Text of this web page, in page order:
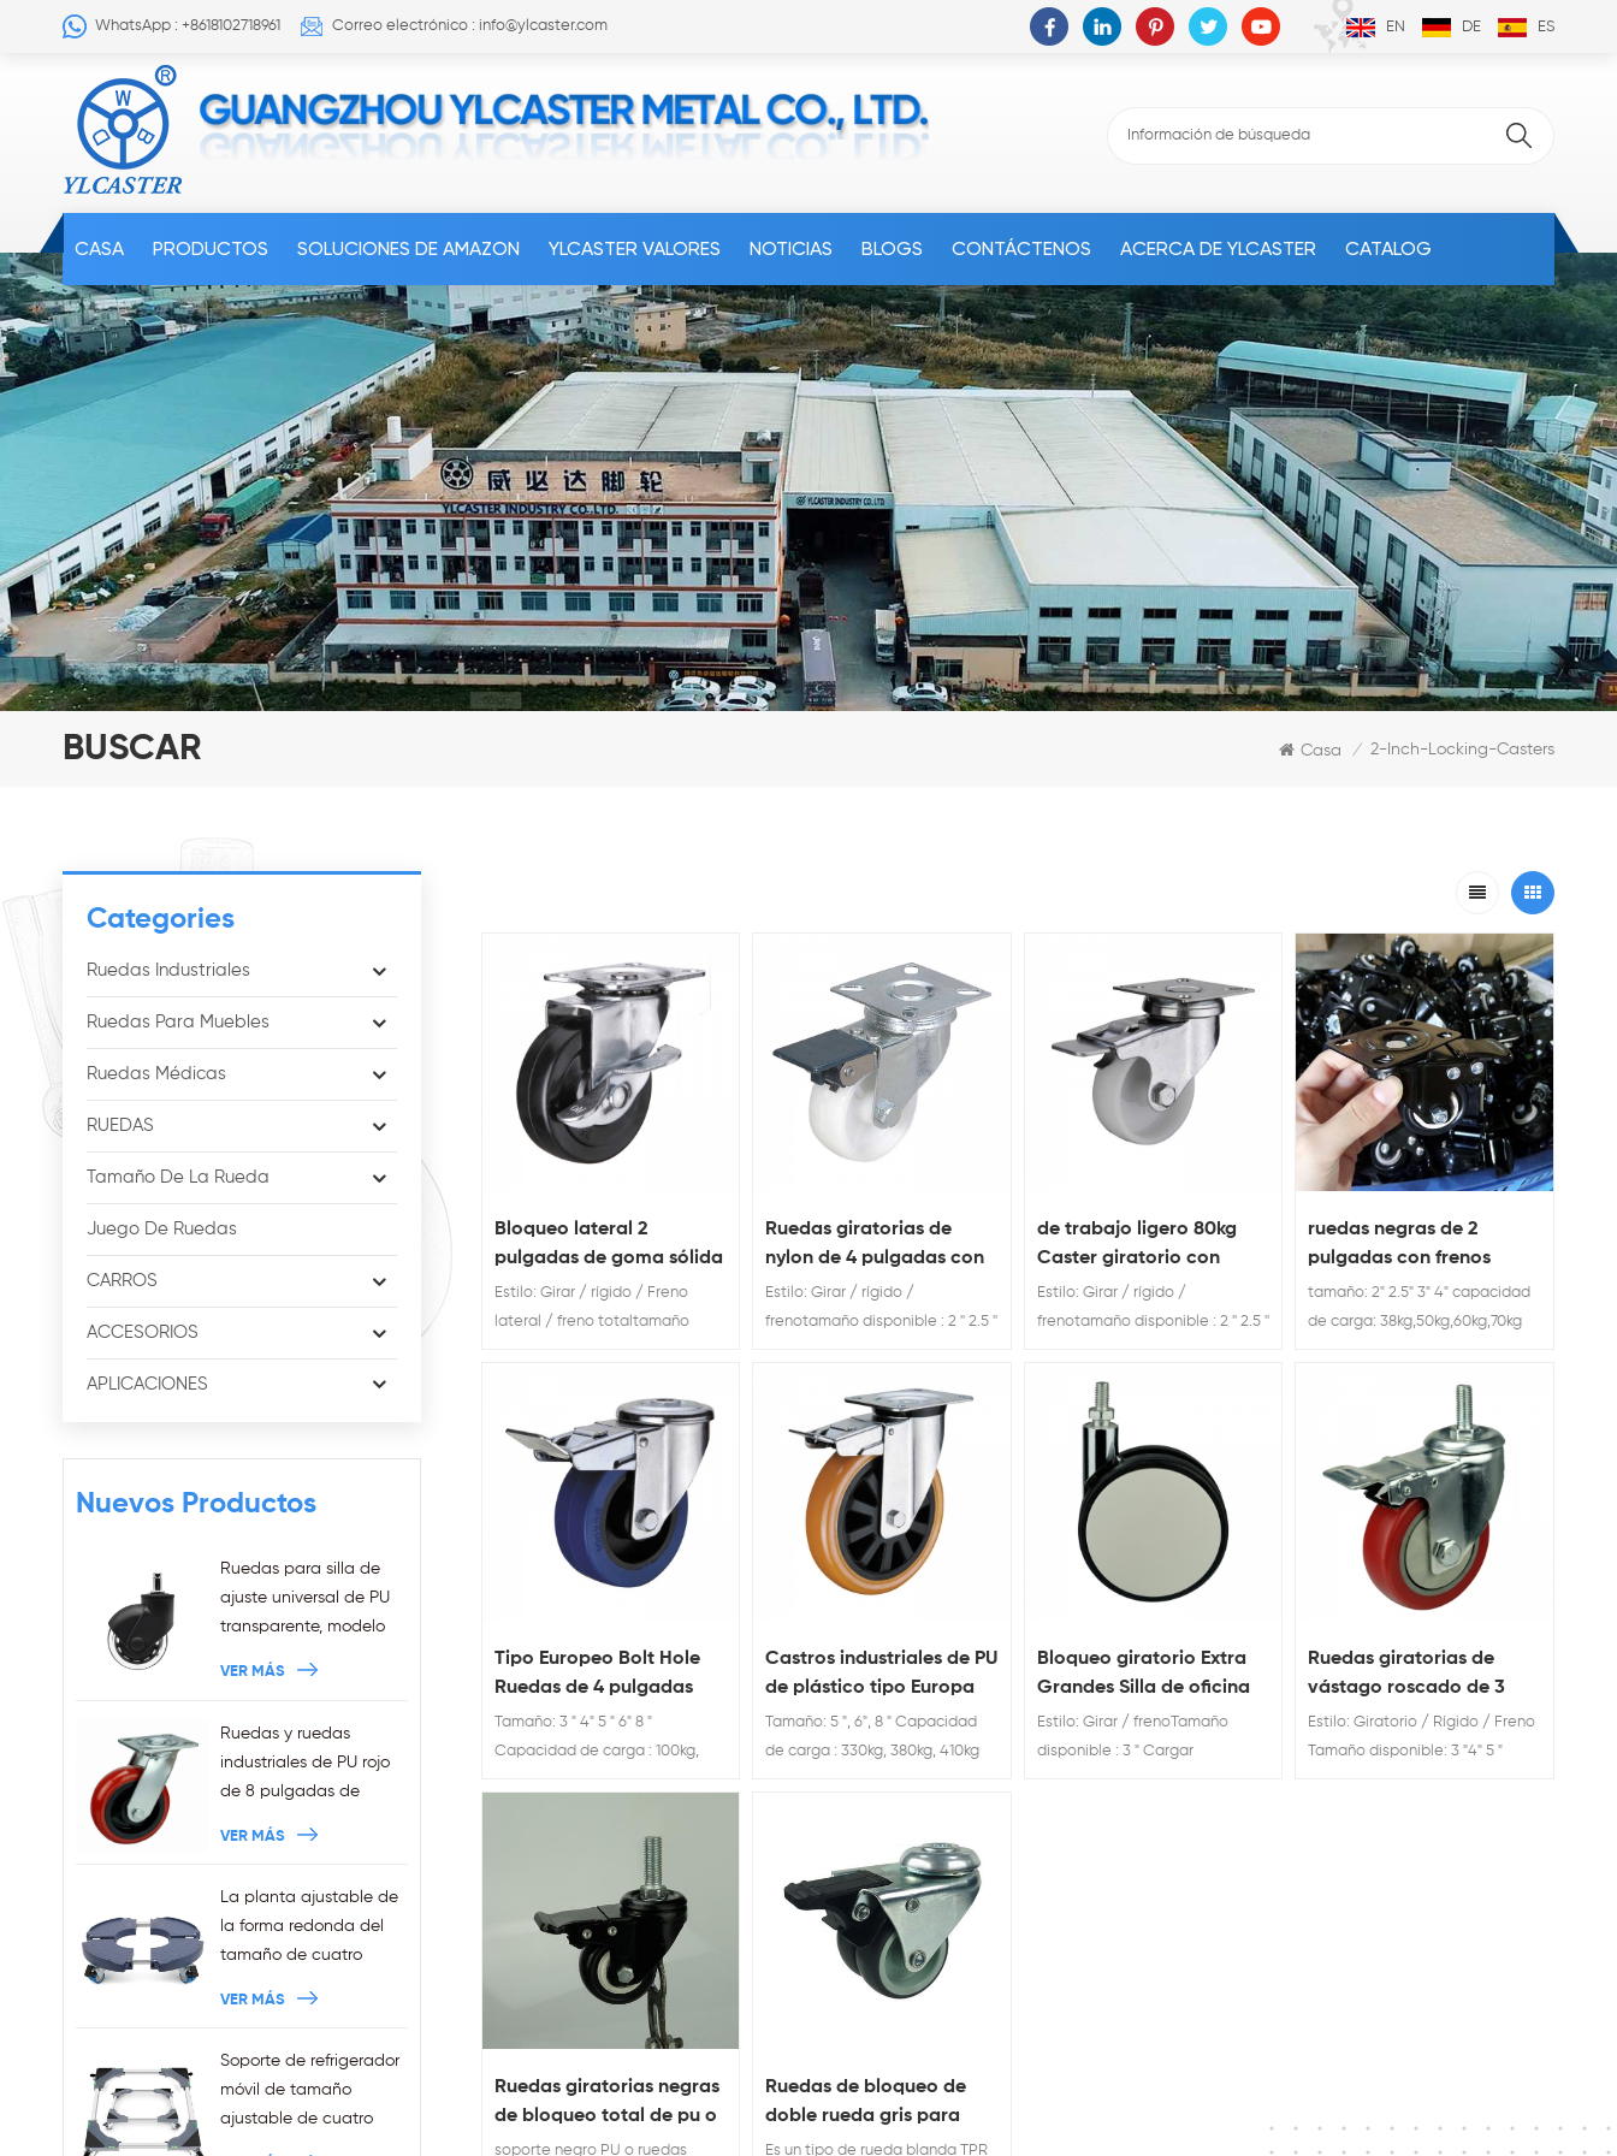
WhatsApp : +8618102718961 Correo electrónico : info@ylcaster.com EN DE ES
CASA PRODUCTOS SOLUCIONES DE AMAZON YLCASTER VALORES NOTICIAS BLOGS CONTÁCTENOS ACERCA DE YLCASTER CATALOG
BUSCAR Casa / 2-Inch-Locking-Casters
Categories
Ruedas Industriales
Ruedas Para Muebles
Ruedas Médicas
RUEDAS
Tamaño De La Rueda
Juego De Ruedas
CARROS
ACCESORIOS
APLICACIONES
Nuevos Productos
Ruedas para silla de
ajuste universal de PU
transparente, modelo
silla de oficina
enchufables, ventas al
por mayor
VER MÁS
Ruedas y ruedas
industriales de PU rojo
de 8 pulgadas de
VER MÁS
La planta ajustable de
la forma redonda del
tamaño de cuatro
VER MÁS
Soporte de refrigerador
móvil de tamaño
ajustable de cuatro
Bloqueo lateral 2
pulgadas de goma sólida
rueda giratoria cerradura
rueda rueda
Estilo: Girar / rígido / Freno
lateral / freno totaltamaño
Ruedas giratorias de
nylon de 4 pulgadas con
freno
Estilo: Girar / rígido /
frenotamaño disponible : 2 '' 2.5 ''
de trabajo ligero 80kg
Caster giratorio con
freno
Estilo: Girar / rígido /
frenotamaño disponible : 2 '' 2.5 ''
60kg 80kg 100kg
ruedas negras de 2
pulgadas con frenos
tamaño: 2" 2.5" 3" 4" capacidad
de carga: 38kg,50kg,60kg,70kg
servicio ligero para muebles.
Tipo Europeo Bolt Hole
Ruedas de 4 pulgadas
con frenos
Tamaño: 3 " 4" 5 " 6" 8 "
Capacidad de carga : 100kg,
Castros industriales de PU
de plástico tipo Europa
con frenos
Tamaño: 5 ", 6", 8 " Capacidad
de carga : 330kg, 380kg, 410kg
Bloqueo giratorio Extra
Grandes Silla de oficina
Ruedas
Estilo: Girar / frenoTamaño
disponible : 3 " Cargar
Ruedas giratorias de
vástago roscado de 3
pulgadas con freno
Estilo: Giratorio / Rígido / Freno
Tamaño disponible: 3 "4" 5 "
Ruedas giratorias negras
de bloqueo total de pu o
pvc de 2 pulgadas
soporte negro PU o ruedas
Ruedas de bloqueo de
doble rueda gris para
trabajos livianos con
Es un tipo de rueda blanda TPR